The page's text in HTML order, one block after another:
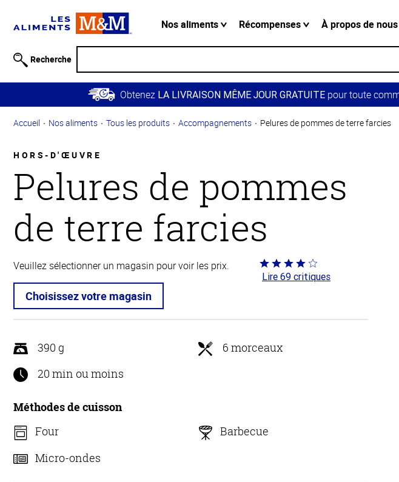
relative à
Passer
contenu
Retour à
principale
Nos aliments Récompenses À propos de nous
Recherche
Obtenez LA LIVRAISON MÊME JOUR GRATUITEpour toute
Accueil Nos aliments Tous les produits Accompagnements Pelures de pommes de terre farcies
HORS-D'ŒUVRE
Pelures de pommes
de terre farcies
Veuillez sélectionner un magasin pour voir les prix.
Choisissez votre magasin
Coté
4 sur
Lire 69 critiques
390 g
6 morceaux
20 min ou moins
Méthodes de cuisson
Four
Barbecue
Micro-ondes